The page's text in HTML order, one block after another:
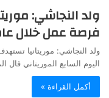
فرصة عمل خلال
اليوم السابع الموريتاني قال
أكمل القراءة »